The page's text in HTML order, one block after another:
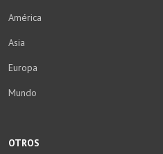
América
Asia
Europa
Mundo
OTROS